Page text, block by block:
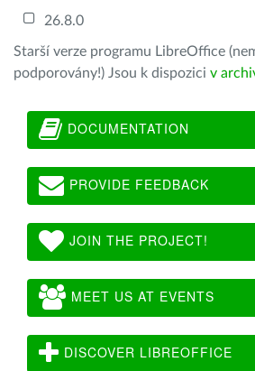
26.8.0
Starší verze programu LibreOffice
podporovány!) Jsou k dispozici v
DOCUMENTATION
PROVIDE FEEDBACK
JOIN THE PROJECT!
MEET US AT EVENTS
DISCOVER LIBREOFFICE